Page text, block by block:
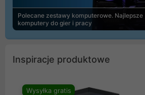
Polecane zestawy komputerowe. Najlepsze
komputery do gier i pracy
Inspiracje produktowe
Wysyłka gratis